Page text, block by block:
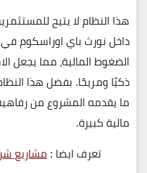
هذا النظام لا يتيح
داخل نورث باي اوراسكوم
الضغوط المالية، مما يجعل
ذكيًا ومريحًا. بفضل هذا
ما يقدمه المشروع من
مالية كبيرة.
تعرف ايضا :مشاريع